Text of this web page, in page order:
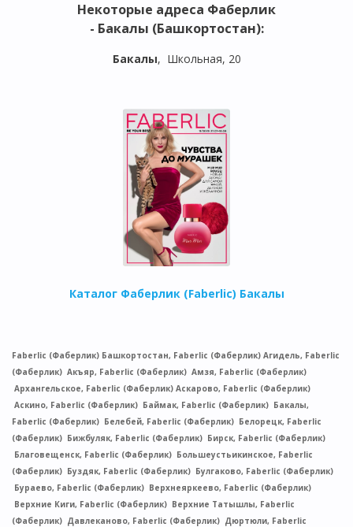
Некоторые адреса Фаберлик
- Бакалы (Башкортостан):
Бакалы, Школьная, 20
Каталог Фаберлик (Faberlic) Бакалы
Faberlic (Фаберлик) Башкортостан, Faberlic (Фаберлик) Агидель, Faberlic
(Фаберлик) Акъяр, Faberlic (Фаберлик) Амзя, Faberlic (Фаберлик)
Архангельское, Faberlic (Фаберлик) Аскарово, Faberlic (Фаберлик)
Аскино, Faberlic (Фаберлик) Баймак, Faberlic (Фаберлик) Бакалы,
Faberlic (Фаберлик) Белебей, Faberlic (Фаберлик) Белорецк, Faberlic
(Фаберлик) Бижбуляк, Faberlic (Фаберлик) Бирск, Faberlic (Фаберлик)
Благовещенск, Faberlic (Фаберлик) Большеустьикинское, Faberlic
(Фаберлик) Буздяк, Faberlic (Фаберлик) Булгаково, Faberlic (Фаберлик)
Бураево, Faberlic (Фаберлик) Верхнеяркеево, Faberlic (Фаберлик)
Верхние Киги, Faberlic (Фаберлик) Верхние Татышлы, Faberlic
(Фаберлик) Давлеканово, Faberlic (Фаберлик) Дюртюли, Faberlic